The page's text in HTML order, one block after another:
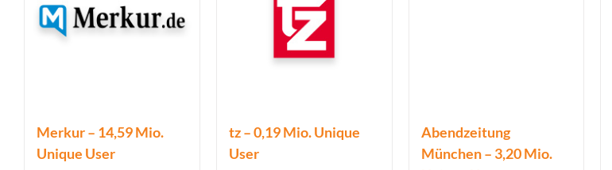
Merkur – 14,59 Mio.
Unique User
tz – 0,19 Mio. Unique
User
Abendzeitung
München – 3,20 Mio.